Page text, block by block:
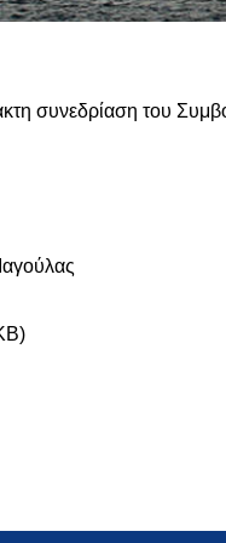
συνεδρίαση του